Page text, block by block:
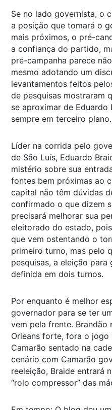
Se no lado governista, o
a posição que tomará o
mais próximos, o pré-
a confiança do partido,
pré-campanha parece
mesmo adotando um
levantamentos feitos
de pesquisas mostraram
se aproximar de Eduardo
sempre em terceiro plano.
Líder na corrida pelo
de São Luís, Eduardo
mistério sobre sua
fontes bem próximas ao
capital não têm dúvidas
confirmado o que dizem
precisará melhorar sua
eleitorado do estado,
que vem ostentando o
primeiro turno, mas pelo
pesquisas, a eleição
definida em dois turnos.
Por enquanto é melhor
governador para se ter
vem pela frente. Brandão
Orleans forte, fora o jogo
Camarão sentado na
cenário com Camarão
reeleição, Braide entrará
“rolo compressor” das